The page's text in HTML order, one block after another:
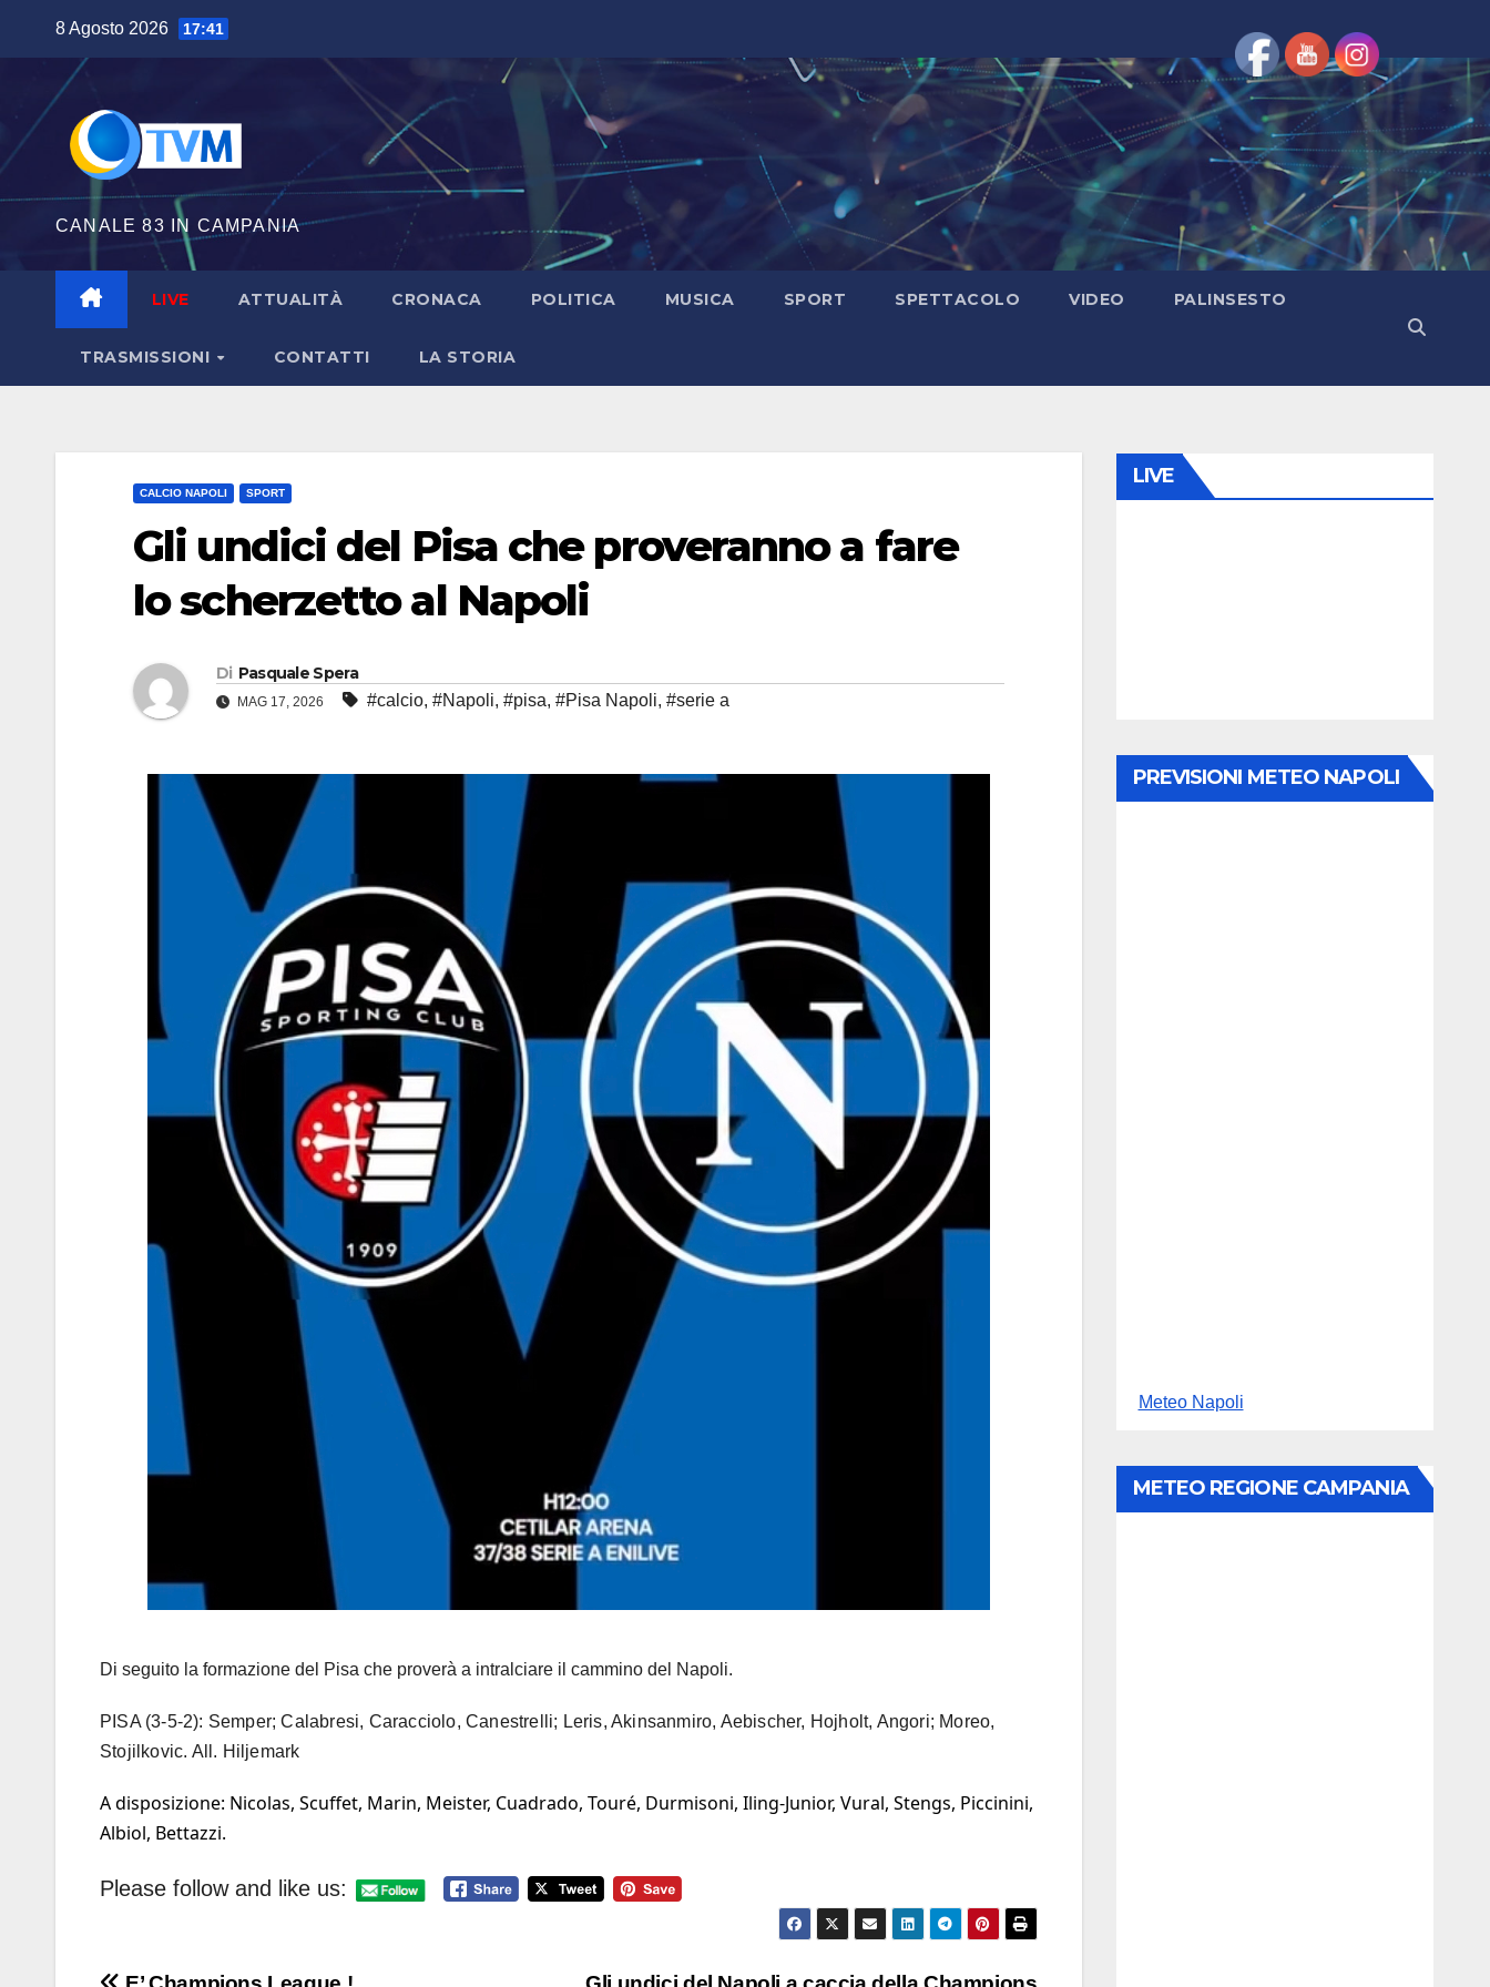
contenuto
8 Agosto 2026 17:41
CANALE 83 IN CAMPANIA
LIVE ATTUALITÀ CRONACA POLITICA MUSICA SPORT SPETTACOLO VIDEO PALINSESTO
TRASMISSIONI CONTATTI LA STORIA
CALCIO NAPOLI SPORT
Gli undici del Pisa che proveranno a fare
lo scherzetto al Napoli
Di Pasquale Spera
MAG 17, 2026 #calcio, #Napoli, #pisa, #Pisa Napoli, #serie a
Di seguito la formazione del Pisa che proverà a intralciare il cammino del Napoli.
PISA (3-5-2): Semper; Calabresi, Caracciolo, Canestrelli; Leris, Akinsanmiro, Aebischer, Hojholt, Angori; Moreo,
Stojilkovic. All. Hiljemark
A disposizione: Nicolas, Scuffet, Marin, Meister, Cuadrado, Touré, Durmisoni, Iling-Junior, Vural, Stengs, Piccinini,
Albiol, Bettazzi.
Please follow and like us:
LIVE
PREVISIONI METEO NAPOLI
Meteo Napoli
METEO REGIONE CAMPANIA